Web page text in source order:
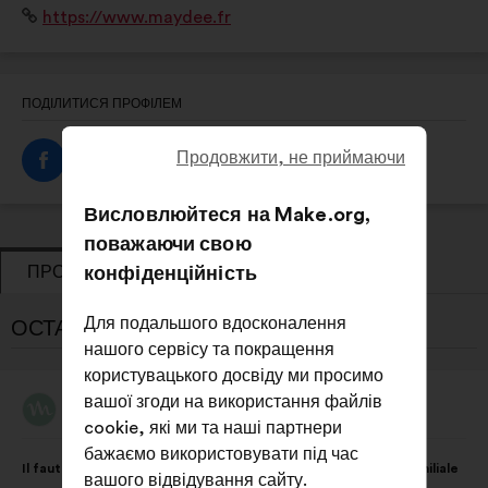
travail domestique pour mesurer et objectiver la
Вебсайт:
https://www.maydee.fr
ПОДІЛИТИСЯ ПРОФІЛЕМ
ПРОПОЗИЦІЇ ГОЛОСУВАННЯ
ОСТАННІ ПРОПОЗИЦІЇ MAYDÉE:
Maydée
пропозиції:
Il faut agir sur les inégalités dans la sphère domestique et familiale
розподілом:
Продовжити, не приймаючи
Висловлюйтеся на Make.org,
поважаючи свою
конфіденційність
Для подальшого вдосконалення
нашого сервісу та покращення
користувацького досвіду ми просимо
вашої згоди на використання файлів
cookie, які ми та наші партнери
бажаємо використовувати під час
вашого відвідування сайту.